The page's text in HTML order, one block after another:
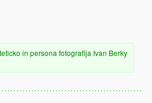
in persona fotografija Ivan Berky